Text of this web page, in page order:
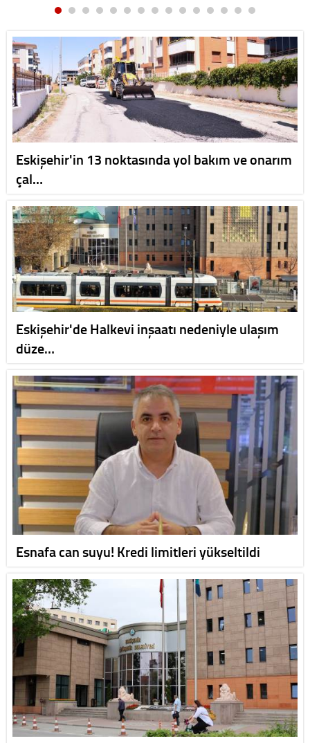
Eskişehir'in 13 noktasında yol bakım ve onarım
çal…
Eskişehir'de Halkevi inşaatı nedeniyle ulaşım
düze…
Esnafa can suyu! Kredi limitleri yükseltildi